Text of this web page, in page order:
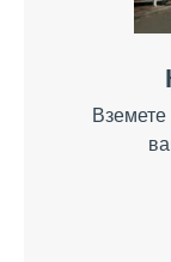
Вземете